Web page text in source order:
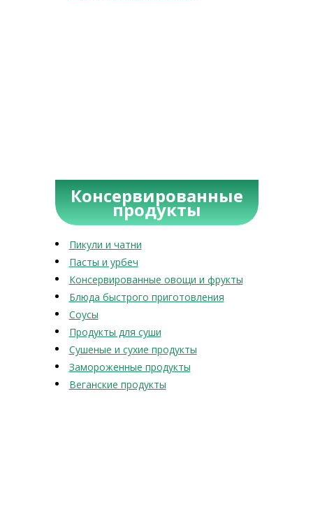
Консервированные
продукты
Пикули и чатни
Пасты и урбеч
Консервированные овощи и фрукты
Блюда быстрого приготовления
Соусы
Продукты для суши
Сушеные и сухие продукты
Замороженные продукты
Веганские продукты